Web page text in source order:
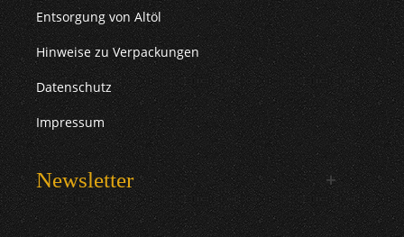
Entsorgung von Altöl
Hinweise zu Verpackungen
Datenschutz
Impressum
Newsletter